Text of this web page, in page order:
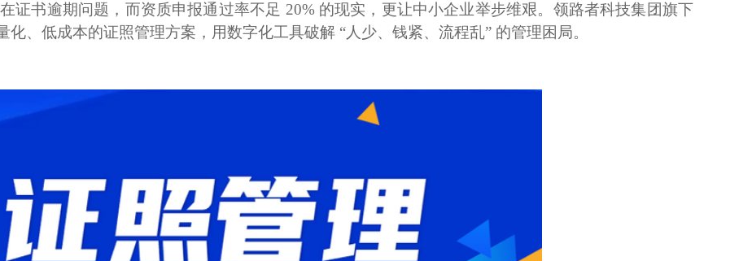
证书逾期问题，而资质申报通过率不足 20% 的现实，更让中小企业举步维艰。领路者科技集团旗下
、低成本的证照管理方案，用数字化工具破解 “人少、钱紧、流程乱” 的管理困局。